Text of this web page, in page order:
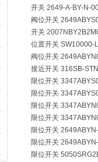
开关 2649-A-BY-N-
阀位开关
开关
位置开关 SW10000-
阀位开关
接近开关 316SB-
限位开关
限位开关
限位开关
限位开关
限位开关
限位开关
限位开关